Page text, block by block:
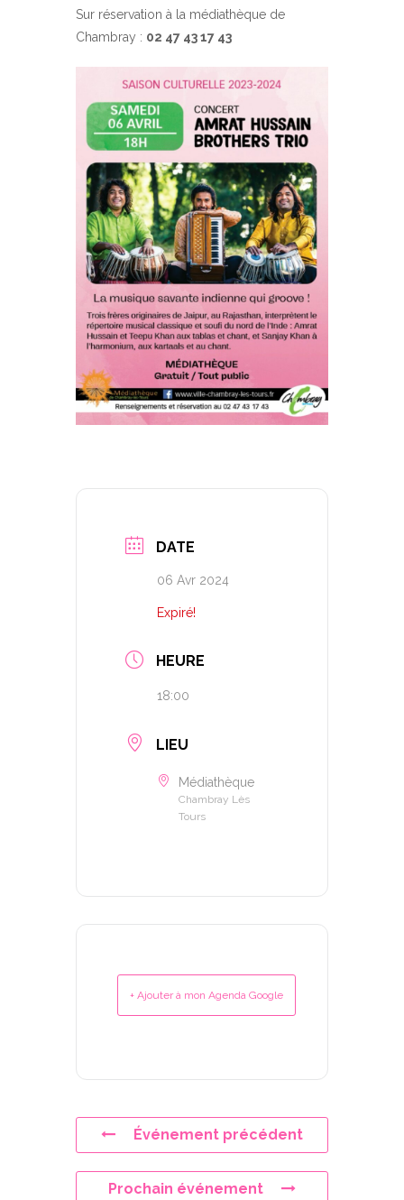
Sur réservation à la médiathèque de
Chambray : 02 47 43 17 43
DATE
06 Avr 2024
Expiré!
HEURE
18:00
LIEU
Médiathèque
Chambray Lès
Tours
+ Ajouter à mon Agenda Google
Événement précédent
Prochain événement